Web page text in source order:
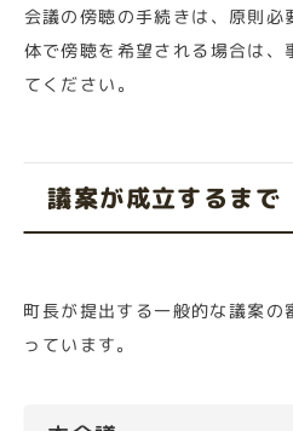
会議の傍聴の手続きは、原則
体で傍聴を希望される場合は、
てください。
議案が成立するまで
町長が提出する一般的な議案の
っています。